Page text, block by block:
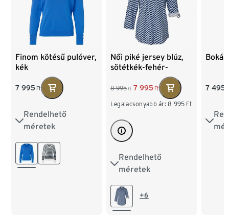
Finom kötésű pulóver,
kék
7 995 Ft
Rendelhető
méretek
S 36/38 M 40/42
XL 48/50
Női piké jersey blúz,
sötétkék-fehér-
világoskék mintás
8 995 Ft 7 995 Ft
Legalacsonyabb ár: 8 995 Ft
Rendelhető
méretek
36 38 40
48
+6
7 495
S